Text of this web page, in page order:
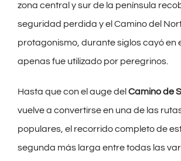
zona central y sur de la península
seguridad perdida y el Camino del
protagonismo, durante siglos cayó en
apenas fue utilizado por peregrinos.
Hasta que con el auge del Camino de
vuelve a convertirse en una de las
populares, el recorrido completo de
segunda más larga entre todas las